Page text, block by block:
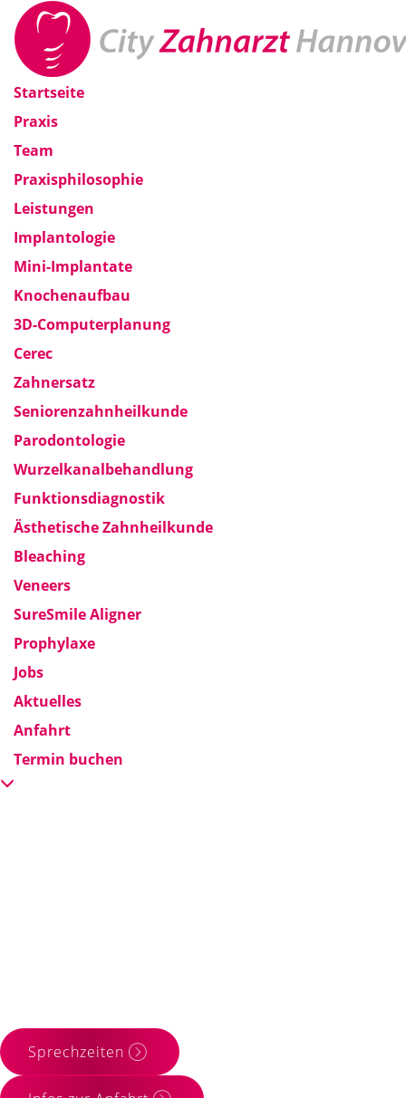
Startseite
Praxis
Team
Praxisphilosophie
Leistungen
Implantologie
Mini-Implantate
Knochenaufbau
3D-Computerplanung
Cerec
Zahnersatz
Seniorenzahnheilkunde
Parodontologie
Wurzelkanalbehandlung
Funktionsdiagnostik
Ästhetische Zahnheilkunde
Bleaching
Veneers
SureSmile Aligner
Prophylaxe
Jobs
Aktuelles
Anfahrt
Termin buchen
Sprechzeiten